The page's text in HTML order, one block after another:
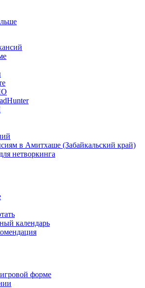
в Амитхаше (Забайкальский край)
нетворкинга
календарь
форме